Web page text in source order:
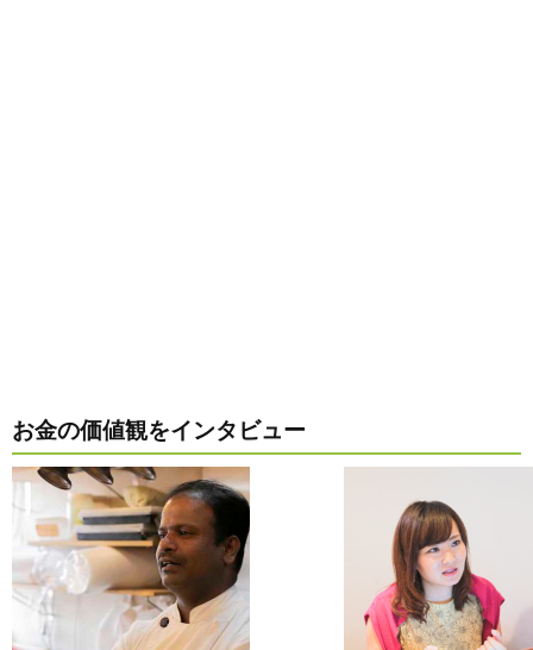
お金の価値観をインタビュー